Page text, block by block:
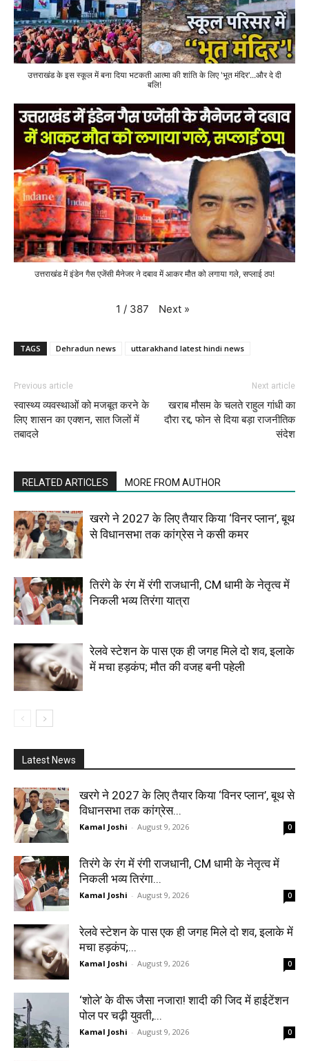
उत्तराखंड के इस स्कूल में बना दिया भटकती आत्मा की शांति के लिए 'भूत मंदिर'...और दे दी
बलि!
उत्तराखंड में इंडेन गैस एजेंसी मैनेजर ने दबाव में आकर मौत को लगाया गले, सप्लाई ठप!
1 / 387 Next »
TAGS Dehradun news uttarakhand latest hindi news
Previous article
स्वास्थ्य व्यवस्थाओं को मजबूत करने के
लिए शासन का एक्शन, सात जिलों में
तबादले
Next article
खराब मौसम के चलते राहुल गांधी का
दौरा रद्द, फोन से दिया बड़ा राजनीतिक
संदेश
RELATED ARTICLES MORE FROM AUTHOR
खरगे ने 2027 के लिए तैयार किया ‘विनर प्लान’, बूथ
से विधानसभा तक कांग्रेस ने कसी कमर
तिरंगे के रंग में रंगी राजधानी, CM धामी के नेतृत्व में
निकली भव्य तिरंगा यात्रा
रेलवे स्टेशन के पास एक ही जगह मिले दो शव, इलाके
में मचा हड़कंप; मौत की वजह बनी पहेली
Latest News
खरगे ने 2027 के लिए तैयार किया ‘विनर प्लान’, बूथ से
विधानसभा तक कांग्रेस...
Kamal Joshi - August 9, 2026 0
तिरंगे के रंग में रंगी राजधानी, CM धामी के नेतृत्व में
निकली भव्य तिरंगा...
Kamal Joshi - August 9, 2026 0
रेलवे स्टेशन के पास एक ही जगह मिले दो शव, इलाके में
मचा हड़कंप;...
Kamal Joshi - August 9, 2026 0
‘शोले’ के वीरू जैसा नजारा! शादी की जिद में हाईटेंशन
पोल पर चढ़ी युवती,...
Kamal Joshi - August 9, 2026 0